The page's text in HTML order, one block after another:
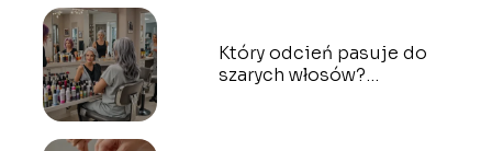
Który odcień pasuje do
szarych włosów?